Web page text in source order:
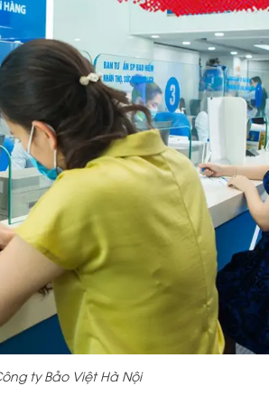
ty Bảo Việt Hà Nội